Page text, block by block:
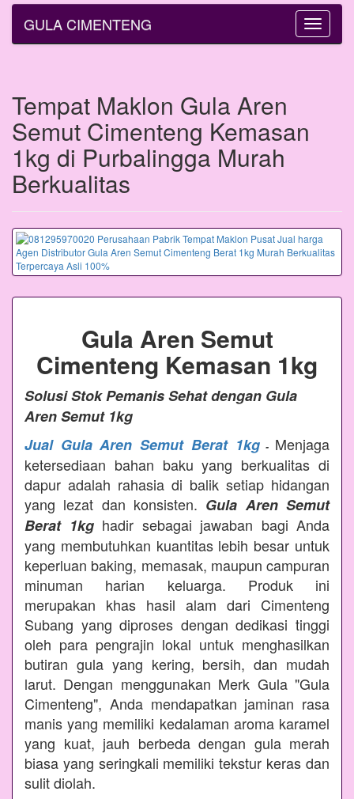
Toggle
GULA CIMENTENG
Tempat Maklon Gula Aren
Semut Cimenteng Kemasan
1kg di Purbalingga Murah
Berkualitas
Gula Aren Semut
Cimenteng Kemasan 1kg
Solusi Stok Pemanis Sehat dengan Gula
Aren Semut 1kg
Jual Gula Aren Semut Berat 1kg- Menjaga
ketersediaan bahan baku yang berkualitas di
dapur adalah rahasia di balik setiap hidangan
yang lezat dan konsisten. Gula Aren Semut
Berat 1kghadir sebagai jawaban bagi Anda
yang membutuhkan kuantitas lebih besar untuk
keperluan baking, memasak, maupun campuran
minuman harian keluarga. Produk ini
merupakan khas hasil alam dari Cimenteng
Subang yang diproses dengan dedikasi tinggi
oleh para pengrajin lokal untuk menghasilkan
butiran gula yang kering, bersih, dan mudah
larut. Dengan menggunakan Merk Gula "Gula
Cimenteng", Anda mendapatkan jaminan rasa
manis yang memiliki kedalaman aroma karamel
yang kuat, jauh berbeda dengan gula merah
biasa yang seringkali memiliki tekstur keras dan
sulit diolah.